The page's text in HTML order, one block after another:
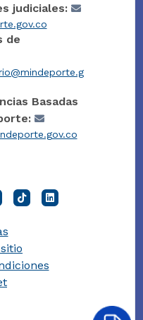
judiciales:
de
Basadas